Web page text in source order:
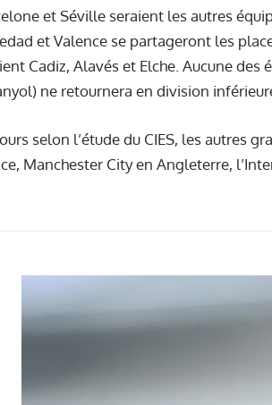
et Séville seraient les autres
et Valence se partageront les
Cadiz, Alavés et Elche. Aucune
ne retournera en division
selon l’étude du CIES, les autres
Manchester City en Angleterre,